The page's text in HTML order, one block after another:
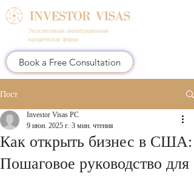
Эксклюзивная иммиграционная
юридическая фирма
Book a Free Consultation
Пост
Как открыть бизнес в США:
Пошаговое руководство для
Investor Visas PC
9 июн. 2025 г. 3 мин. чтения